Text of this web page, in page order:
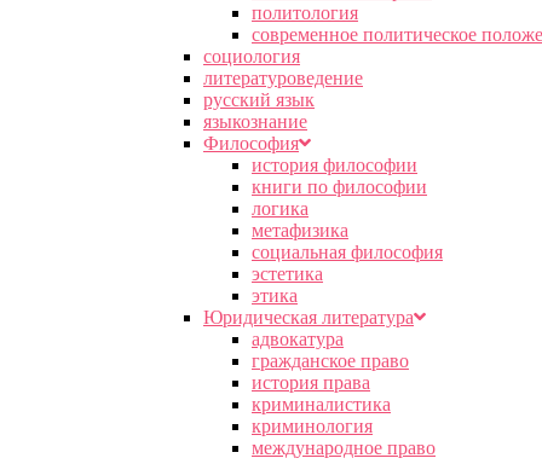
политология
современное политическое
социология
литературоведение
русский язык
языкознание
Философия
история философии
книги по философии
логика
метафизика
социальная философия
эстетика
этика
Юридическая литература
адвокатура
гражданское право
история права
криминалистика
криминология
международное право